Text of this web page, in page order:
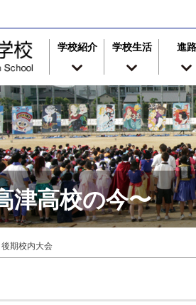
学校紹介 学校生活 進路
津高校の今〜
期校内大会